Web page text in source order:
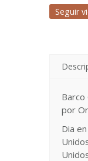
Seguir
Barco
por
Dia